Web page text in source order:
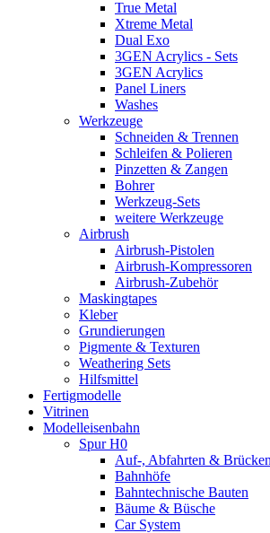
True Metal
Xtreme Metal
Dual Exo
3GEN Acrylics - Sets
3GEN Acrylics
Panel Liners
Washes
Werkzeuge
Schneiden & Trennen
Schleifen & Polieren
Pinzetten & Zangen
Bohrer
Werkzeug-Sets
weitere Werkzeuge
Airbrush
Airbrush-Pistolen
Airbrush-Kompressoren
Airbrush-Zubehör
Maskingtapes
Kleber
Grundierungen
Pigmente & Texturen
Weathering Sets
Hilfsmittel
Fertigmodelle
Vitrinen
Modelleisenbahn
Spur H0
Auf-, Abfahrten & Brücken
Bahnhöfe
Bahntechnische Bauten
Bäume & Büsche
Car System